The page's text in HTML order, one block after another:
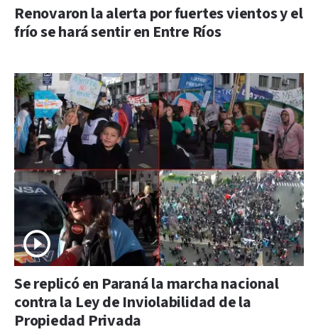
Renovaron la alerta por fuertes vientos y el
frío se hará sentir en Entre Ríos
Se replicó en Paraná la marcha nacional
contra la Ley de Inviolabilidad de la
Propiedad Privada